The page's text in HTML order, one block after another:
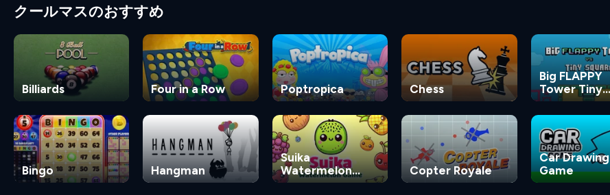
クールマスのおすすめ
Billiards Four in a Row Poptropica Chess
Big FLAPPY
Tower Tiny
Square
Bingo Hangman
Suika
Watermelon
Game
Copter Royale
Car Drawing
Game